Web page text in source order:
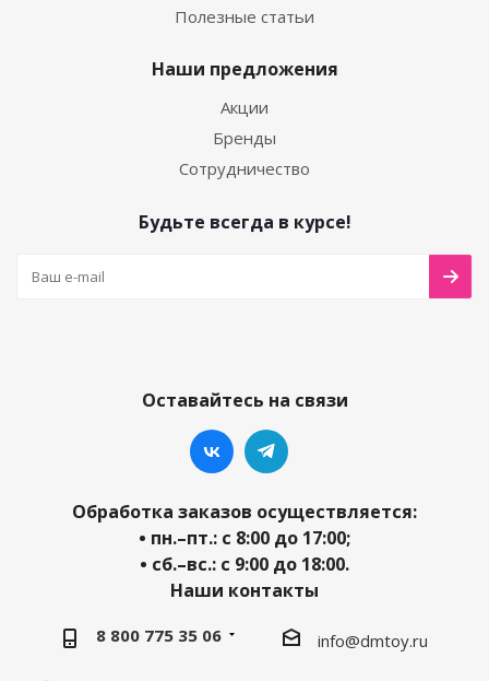
Полезные статьи
Наши предложения
Акции
Бренды
Сотрудничество
Будьте всегда в курсе!
Оставайтесь на связи
Обработка заказов осуществляется:
• пн.–пт.: с 8:00 до 17:00;
• сб.–вс.: с 9:00 до 18:00.
Наши контакты
8 800 775 35 06 info@dmtoy.ru